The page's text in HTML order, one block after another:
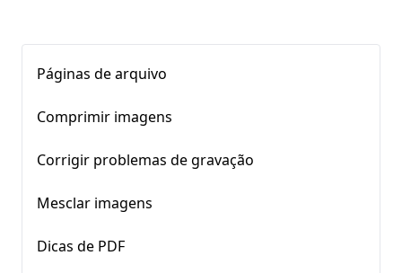
Páginas de arquivo
Comprimir imagens
Corrigir problemas de gravação
Mesclar imagens
Dicas de PDF